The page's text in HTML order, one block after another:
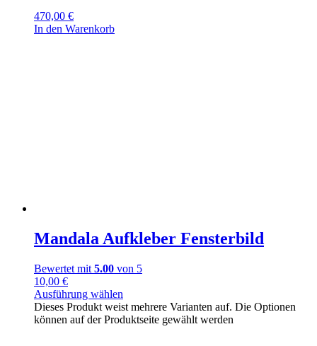
470,00 €
In den Warenkorb
Mandala Aufkleber Fensterbild
Bewertet mit 5.00 von 5
10,00 €
Ausführung wählen
Dieses Produkt weist mehrere Varianten auf. Die Optionen
können auf der Produktseite gewählt werden